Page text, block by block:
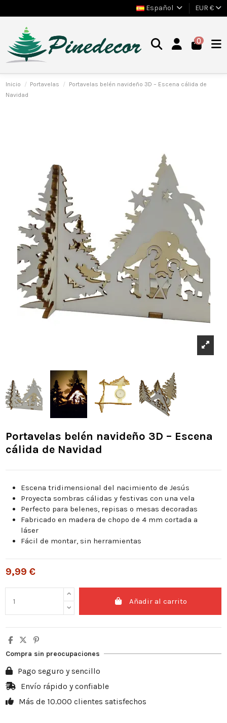
Español EUR €
0
Inicio Portavelas
Portavelas belén navideño 3D – Escena cálida de
Navidad
Portavelas belén navideño 3D – Escena
cálida de Navidad
Escena tridimensional del nacimiento de Jesús
Proyecta sombras cálidas y festivas con una vela
Perfecto para belenes, repisas o mesas decoradas
Fabricado en madera de chopo de 4 mm cortada a
láser
Fácil de montar, sin herramientas
9,99 €
Añadir al carrito
Compra sin preocupaciones
Pago seguro y sencillo
Envío rápido y confiable
Más de 10.000 clientes satisfechos